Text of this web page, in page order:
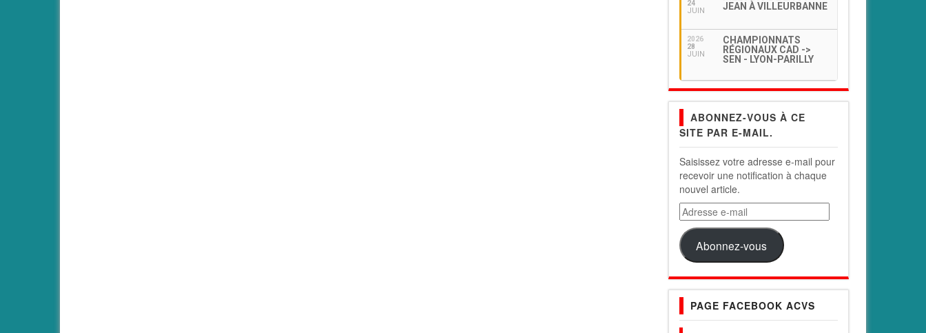
24
JUIN
JEAN À VILLEURBANNE
2026
28
JUIN
CHAMPIONNATS
RÉGIONAUX CAD ->
SEN - LYON-PARILLY
ABONNEZ-VOUS À CE
SITE PAR E-MAIL.
Saisissez votre adresse e-mail pour
recevoir une notification à chaque
nouvel article.
Adresse
e-
mail
Abonnez-vous
PAGE FACEBOOK ACVS